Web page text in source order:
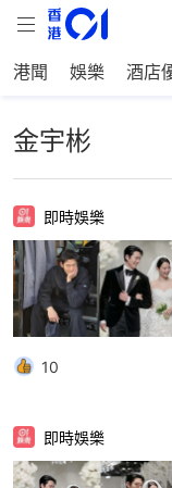
港聞 娛樂 酒店
金宇彬
即時娛樂
10
即時娛樂